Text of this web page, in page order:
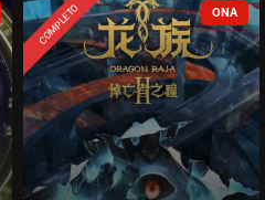
COMPLETO